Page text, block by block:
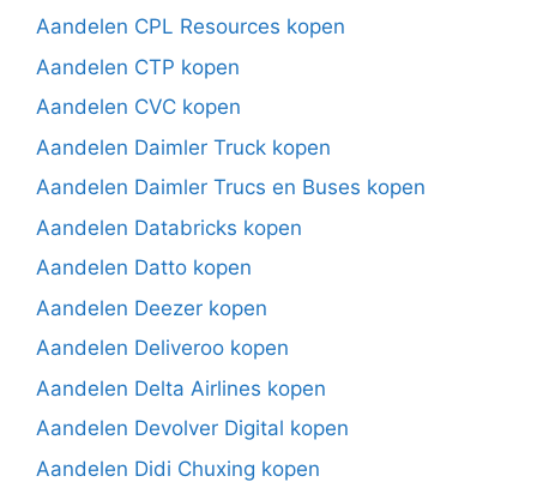
Aandelen CPL Resources kopen
Aandelen CTP kopen
Aandelen CVC kopen
Aandelen Daimler Truck kopen
Aandelen Daimler Trucs en Buses kopen
Aandelen Databricks kopen
Aandelen Datto kopen
Aandelen Deezer kopen
Aandelen Deliveroo kopen
Aandelen Delta Airlines kopen
Aandelen Devolver Digital kopen
Aandelen Didi Chuxing kopen